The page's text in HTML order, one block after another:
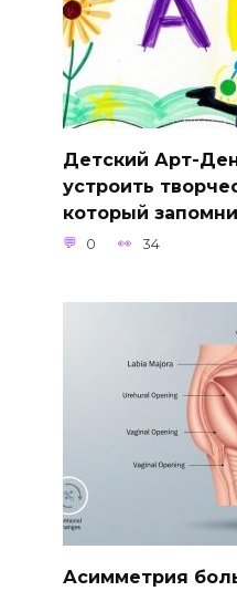
Детский Арт-
устроить
который
0 34
Асимметрия